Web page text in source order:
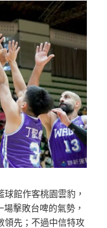
館作客桃園雲豹，
擊敗台啤的氣勢，
領先；不過中信特攻